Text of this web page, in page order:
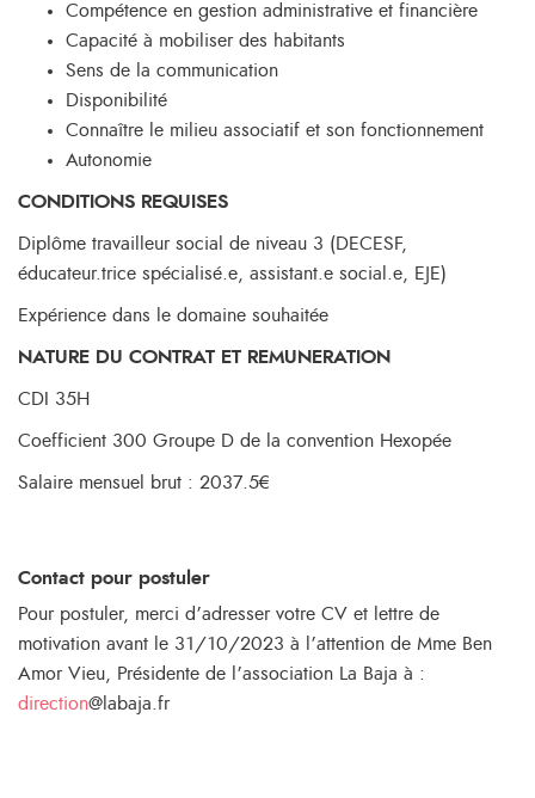
Compétence en gestion administrative et financière
Capacité à mobiliser des habitants
Sens de la communication
Disponibilité
Connaître le milieu associatif et son fonctionnement
Autonomie
CONDITIONS REQUISES
Diplôme travailleur social de niveau 3 (DECESF,
éducateur.trice spécialisé.e, assistant.e social.e, EJE)
Expérience dans le domaine souhaitée
NATURE DU CONTRAT ET REMUNERATION
CDI 35H
Coefficient 300 Groupe D de la convention Hexopée
Salaire mensuel brut : 2037.5€
Contact pour postuler
Pour postuler, merci d’adresser votre CV et lettre de
motivation avant le 31/10/2023 à l’attention de Mme Ben
Amor Vieu, Présidente de l’association La Baja à :
direction@labaja.fr